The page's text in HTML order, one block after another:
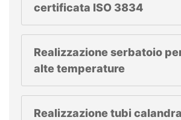
certificata ISO 3834
Realizzazione serbatoio
alte temperature
Realizzazione tubi